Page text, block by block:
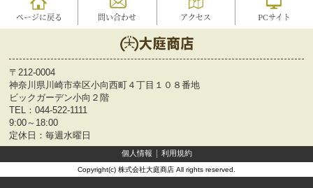
ページに戻る 問い合わせ アクセス PCサイト
〒212-0004
神奈川県川崎市幸区小向西町４丁目１０８番地
ビックガーデン小向２階
TEL： 044-522-1111
9:00～18:00
定休日：毎週水曜日
個人情報 利用規約
Copyright(c) 株式会社大庭商店 All rights reserved.